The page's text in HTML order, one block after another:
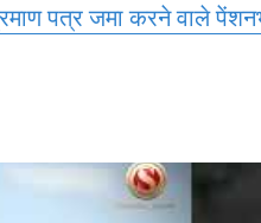
पत्र जमा करने वाले